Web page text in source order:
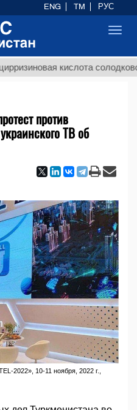
кислота солодкового
против
ТВ об
2022», 10-11 ноября, 2022 г.,
ENG TM РУС